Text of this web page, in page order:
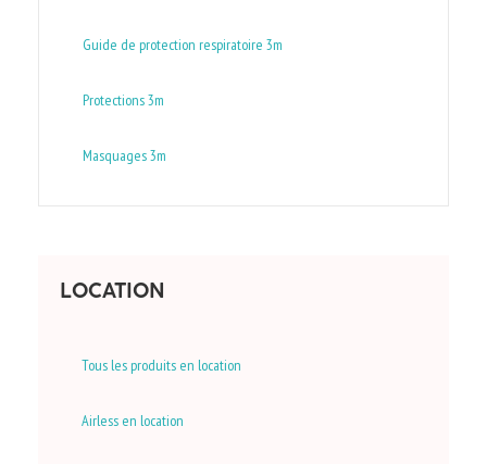
Guide de protection respiratoire 3m
Protections 3m
Masquages 3m
LOCATION
Tous les produits en location
Airless en location